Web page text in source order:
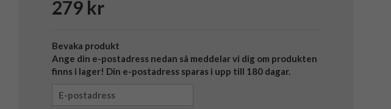
279 kr
Bevaka produkt
Ange din e-postadress nedan så meddelar vi dig om produkten
finns i lager! Din e-postadress sparas i upp till 180 dagar.